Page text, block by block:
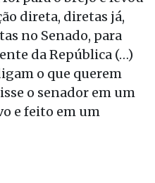
direta, diretas já,
no Senado, para
da República (…)
o que querem
o senador em um
e feito em um